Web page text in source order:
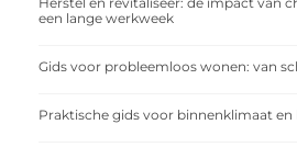
een lange werkweek
Gids voor probleemloos wonen: van
Praktische gids voor binnenklimaat